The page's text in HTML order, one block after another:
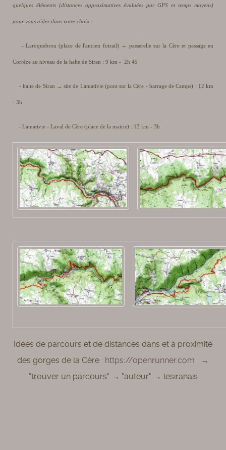
quelques éléments (distances approximatives évaluées par GPS et temps moyens)
pour vous aider dans votre choix :
- Laroquebrou (place de l'ancien foirail) → passerelle sur la Cère et passage en
Corrèze au niveau de la halte de Siran : 9 km - 2h 45
- halte de Siran → site de Lamativie (pont sur la Cère - barrage de Camps) : 12 km
- 3h
- Lamativie - Laval de Cère (place de la mairie) : 13 km - 3h
Idées de parcours et de distances dans et à proximité
des gorges de la Cère : https://openrunner.com →
"trouver un parcours" → "auteur" → lesiranais